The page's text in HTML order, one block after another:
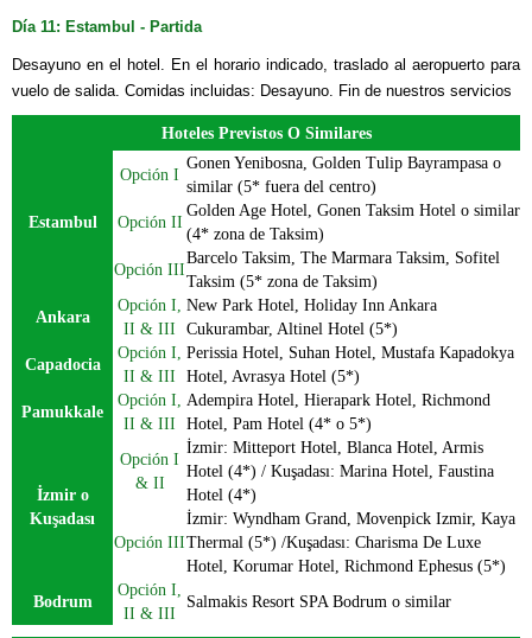
Día 11: Estambul - Partida
Desayuno en el hotel. En el horario indicado, traslado al aeropuerto para
vuelo de salida. Comidas incluidas: Desayuno. Fin de nuestros servicios
Hoteles Previstos O Similares
Estambul
Opción I
Gonen Yenibosna, Golden Tulip Bayrampasa o
similar (5* fuera del centro)
Opción II
Golden Age Hotel, Gonen Taksim Hotel o similar
(4* zona de Taksim)
Opción III
Barcelo Taksim, The Marmara Taksim, Sofitel
Taksim (5* zona de Taksim)
Ankara
Opción I,
II & III
New Park Hotel, Holiday Inn Ankara
Cukurambar, Altinel Hotel (5*)
Capadocia
Opción I,
II & III
Perissia Hotel, Suhan Hotel, Mustafa Kapadokya
Hotel, Avrasya Hotel (5*)
Pamukkale
Opción I,
II & III
Adempira Hotel, Hierapark Hotel, Richmond
Hotel, Pam Hotel (4* o 5*)
İzmir o
Kuşadası
Opción I
& II
İzmir: Mitteport Hotel, Blanca Hotel, Armis
Hotel (4*) / Kuşadası: Marina Hotel, Faustina
Hotel (4*)
Opción III
İzmir: Wyndham Grand, Movenpick Izmir, Kaya
Thermal (5*) /Kuşadası: Charisma De Luxe
Hotel, Korumar Hotel, Richmond Ephesus (5*)
Bodrum
Opción I,
II & III
Salmakis Resort SPA Bodrum o similar